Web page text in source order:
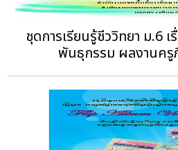
ชุดการเรียนรู้ชีววิทยา ม.6
พันธุกรรม ผลงานครู